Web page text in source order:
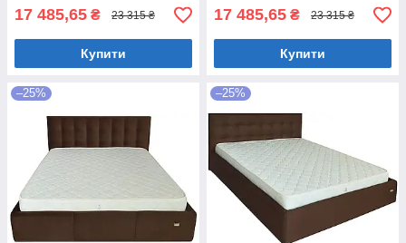
17 485,65 ₴ 23 315 ₴
Купити
17 485,65 ₴ 23 315 ₴
Купити
–25% –25%